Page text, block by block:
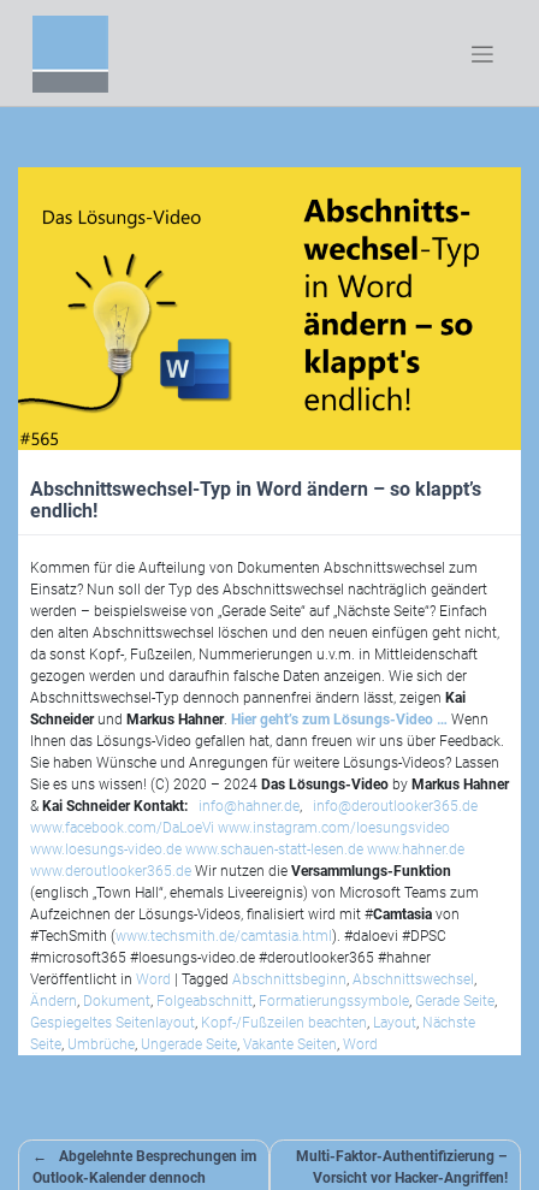
Abschnittswechsel-Typ in Word ändern – so klappt’s
endlich!
Kommen für die Aufteilung von Dokumenten Abschnittswechsel zum
Einsatz? Nun soll der Typ des Abschnittswechsel nachträglich geändert
werden – beispielsweise von „Gerade Seite“ auf „Nächste Seite“? Einfach
den alten Abschnittswechsel löschen und den neuen einfügen geht nicht,
da sonst Kopf-, Fußzeilen, Nummerierungen u.v.m. in Mittleidenschaft
gezogen werden und daraufhin falsche Daten anzeigen. Wie sich der
Abschnittswechsel-Typ dennoch pannenfrei ändern lässt, zeigen Kai
Schneiderund Markus Hahner. Hier geht’s zum Lösungs-Video … Wenn
Ihnen das Lösungs-Video gefallen hat, dann freuen wir uns über Feedback.
Sie haben Wünsche und Anregungen für weitere Lösungs-Videos? Lassen
Sie es uns wissen! (C) 2020 – 2024 Das Lösungs-Video by Markus Hahner
& Kai Schneider Kontakt: info@hahner.de, info@deroutlooker365.de
www.facebook.com/DaLoeVi www.instagram.com/loesungsvideo
www.loesungs-video.de www.schauen-statt-lesen.de www.hahner.de
www.deroutlooker365.de Wir nutzen die Versammlungs-Funktion
(englisch „Town Hall“, ehemals Liveereignis) von Microsoft Teams zum
Aufzeichnen der Lösungs-Videos, finalisiert wird mit #Camtasia von
#TechSmith (www.techsmith.de/camtasia.html). #daloevi #DPSC
#microsoft365 #loesungs-video.de #deroutlooker365 #hahner
Veröffentlicht in Word | Tagged Abschnittsbeginn, Abschnittswechsel,
Ändern, Dokument, Folgeabschnitt, Formatierungssymbole, Gerade Seite,
Gespiegeltes Seitenlayout, Kopf-/Fußzeilen beachten, Layout, Nächste
Seite, Umbrüche, Ungerade Seite, Vakante Seiten, Word
Beitragsnavigation
Abgelehnte Besprechungen im
Outlook-Kalender dennoch
Multi-Faktor-Authentifizierung –
Vorsicht vor Hacker-Angriffen!